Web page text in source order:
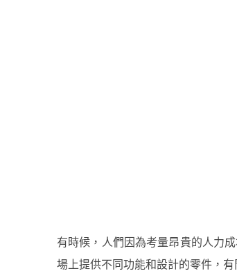
有時候，人們因為考量昂貴的人力
場上提供不同功能和設計的零件，